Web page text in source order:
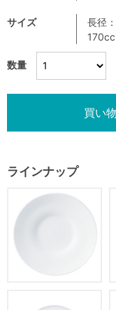
数量
サイズ
長径
170cc
ラインナップ